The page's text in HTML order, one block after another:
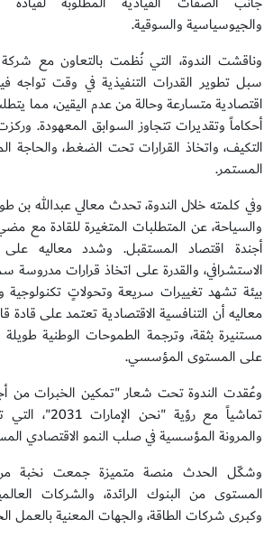
والجيوسياسية والسوقية.
وناقشت الندوة، التي نُظمت بالتعاون مع
سبل تطوير القدرات التنفيذية في وقت تواجه
اقتصادية متسارعة وحالة من عدم اليقين، مما
أحكاماً وتقديرات تتجاوز السوابق المعهودة.
التكيف، واتخاذ القرارات تحت الضغط، والحاجة
المستمر.
وفي كلمته خلال الندوة، تحدث معالي عبدالله بن
والسياحة، عن المتطلبات المتغيرة للقادة مع
أجندة اقتصاد المستقبل. وشدد معاليه على
الاستشرافي، والقدرة على اتخاذ قرارات
بيئة تشهد تغييرات سريعة وتحولاتٍ تكنولوجية
معاليه أن التنافسية الاقتصادية تعتمد على قادة
مستنيرة بثقة، وترجمة الطموحات الوطنية
على المستوى المؤسسي.
وعُقدت الندوة تحت شعار "تمكين الخبرات من
تماشياً مع رؤية
والمرونة المؤسسية في صلب النمو الاقتصادي
وشكّل الحدث منصة متميزة جمعت نخبة من
المستوى من البنوك الرائدة، والشركات
وكبرى شركات الطاقة، والجهات المعنية بالعمل